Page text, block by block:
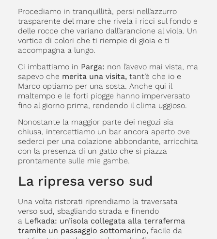
Procediamo in tranquillità, persi nell’azzurro
trasparente del mare che rivela i ricci sul fondo e
delle rocce che variano dall’arancione al viola. Un
vortice di colori che ti riempie di gioia e ti
accompagna a lungo.
Ci imbattiamo in Parga: non l’avevo mai vista, ma
sapevo che merita una visita,tant’è che io e
Marco optiamo per una sosta. Anche qui il
maltempo e le forti piogge hanno imperversato
fino al giorno prima, rendendo il clima uggioso.
Nonostante la maggior parte dei negozi sia
chiusa, intercettiamo un bar ancora aperto ove
sederci per una colazione abbondante, arricchita
con la presenza di un gatto che si piazza
prontamente sulle mie gambe.
La ripresa verso sud
Una volta ristorati riprendiamo la traversata
verso sud, sbagliando strada e finendo
a Lefkada: un’isola collegata alla terraferma
tramite un passaggio sottomarino, facile da